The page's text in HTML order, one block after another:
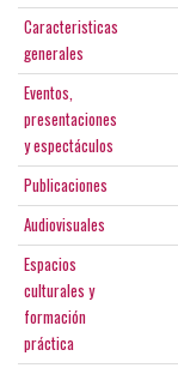
Caracteristicas
generales
Eventos,
presentaciones
y espectáculos
Publicaciones
Audiovisuales
Espacios
culturales y
formación
práctica